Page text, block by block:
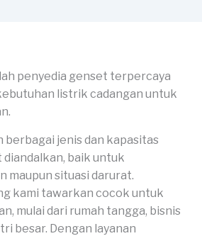
penyedia genset terpercaya
listrik cadangan untuk
berbagai jenis dan kapasitas
baik untuk
maupun situasi darurat.
kami tawarkan cocok untuk
mulai dari rumah tangga, bisnis
besar. Dengan layanan